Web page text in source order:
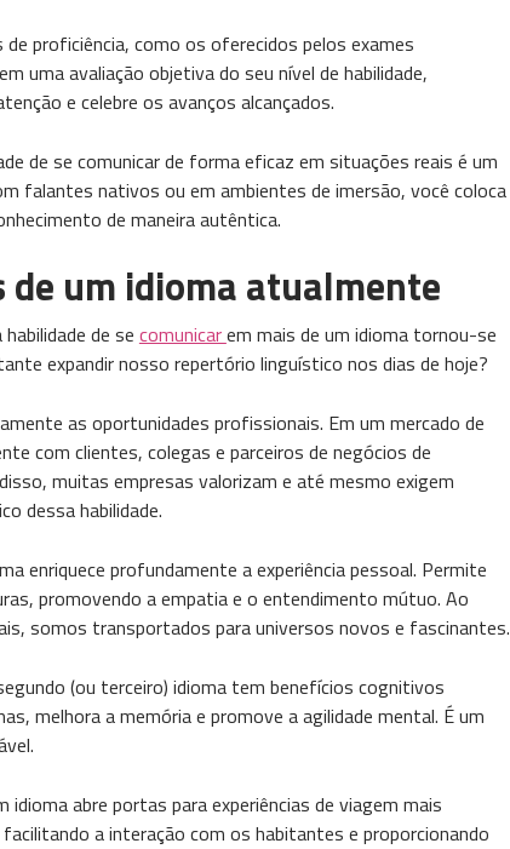
proficiência, como os oferecidos pelos exames
uma avaliação objetiva do seu nível de habilidade,
e celebre os avanços alcançados.
de se comunicar de forma eficaz em situações reais é um
falantes nativos ou em ambientes de imersão, você coloca
de maneira autêntica.
um idioma atualmente
de se comunicarem mais de um idioma tornou-se
expandir nosso repertório linguístico nos dias de hoje?
as oportunidades profissionais. Em um mercado de
com clientes, colegas e parceiros de negócios de
muitas empresas valorizam e até mesmo exigem
dessa habilidade.
enriquece profundamente a experiência pessoal. Permite
promovendo a empatia e o entendimento mútuo. Ao
somos transportados para universos novos e fascinantes.
(ou terceiro) idioma tem benefícios cognitivos
melhora a memória e promove a agilidade mental. É um
abre portas para experiências de viagem mais
a interação com os habitantes e proporcionando